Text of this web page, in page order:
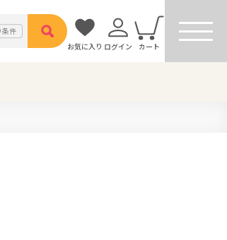
条件
お気に入り ログイン カート